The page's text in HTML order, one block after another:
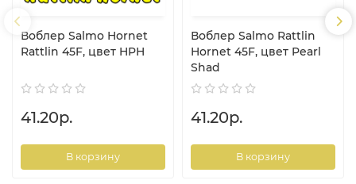
Воблер Salmo Hornet
Rattlin 45F, цвет HPH
41.20р.
В корзину
Воблер Salmo Rattlin
Hornet 45F, цвет Pearl
Shad
41.20р.
В корзину